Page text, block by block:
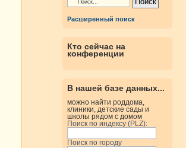
Расширенный поиск
Кто сейчас на
конференции
В нашей базе данных...
можно найти роддома,
клиники, детские сады и
школы рядом с домом
Поиск по индексу (PLZ):
Поиск по городу